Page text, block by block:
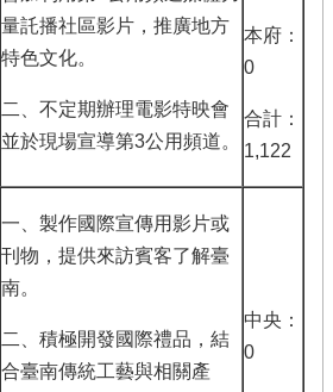
量託播社區影片，推廣地方
特色文化。
二、不定期辦理電影特映會
並於現場宣導第3公用頻道。
本府：
0
合計：
1,122
一、製作國際宣傳用影片或
刊物，提供來訪賓客了解臺
南。
二、積極開發國際禮品，結
合臺南傳統工藝與相關產
中央：
0